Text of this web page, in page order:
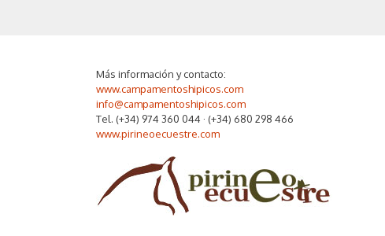
Más información y contacto:
www.campamentoshipicos.com
info@campamentoshipicos.com
Tel. (+34) 974 360 044 · (+34) 680 298 466
www.pirineoecuestre.com